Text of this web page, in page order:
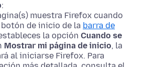
:
muestra Firefox cuando
de inicio de la barra de
la opción Cuando se
Mostrar mi página de inicio, la
al iniciarse Firefox. Para